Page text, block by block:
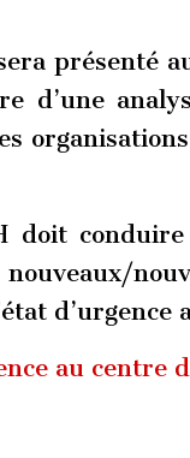
présenté
d’une
doit
d’urgence
au centre